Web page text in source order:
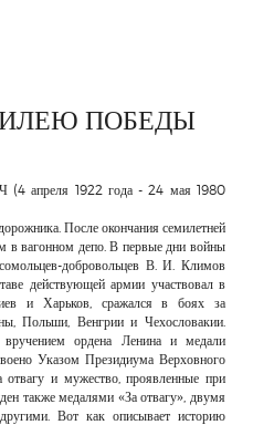
ПОБЕДЫ
1922 года - 24 мая 1980
После окончания семилетней
вагонном депо. В первые дни войны
добровольцев В. И. Климов
действующей армии участвовал в
и Харьков, сражался в боях за
Польши, Венгрии и Чехословакии.
ордена Ленина и медали
Указом Президиума Верховного
и мужество, проявленные при
также медалями «За отвагу», двумя
Вот как описывает историю